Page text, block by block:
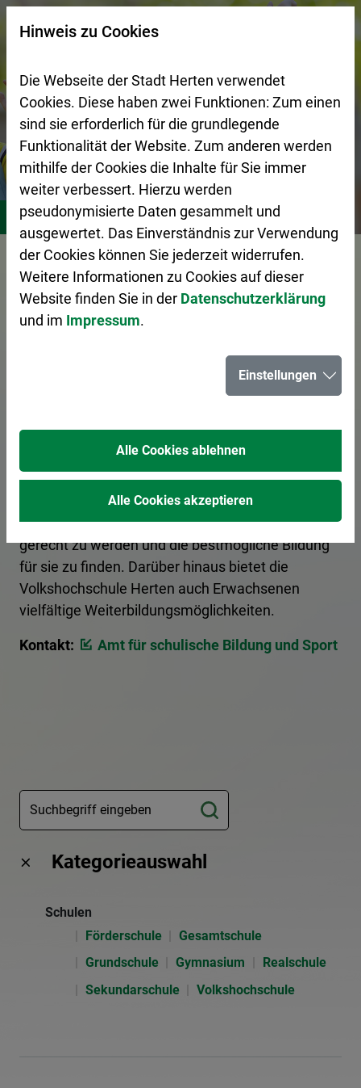
Zur Startseite (Schnelltaste 0)
Zum Seitenanfang springen (Schnelltaste A)
Zur Navigation/Menü springen (Schnelltaste M)
Zur Suche springen (Schnelltaste 8)
Zum Inhalt springen (Schnelltaste I)
Zum Fußbereich springen (Schnelltaste Z)
Stadtleben Bildung
Vorlesen
Schulen in Herten
Bürgerinnen und Bürger optimal auf ihre Zukunft
vor. Eltern haben die Möglichkeit, sich über die
verschiedenen Schulformen von Grundschulen bis
zu weiterführenden Schulen zu informieren, um
den individuellen Bedürfnissen ihrer Kinder
gerecht zu werden und die bestmögliche Bildung
für sie zu finden. Darüber hinaus bietet die
Volkshochschule Herten auch Erwachsenen
vielfältige Weiterbildungsmöglichkeiten.
Kontakt: Amt für schulische Bildung und Sport
Kategorieauswahl
Schulen
Förderschule
Gesamtschule
Grundschule
Gymnasium
Realschule
Sekundarschule
Volkshochschule
Suchseite mit Schnellsuche
Hinweis zu Cookies
Die Webseite der Stadt Herten verwendet
Cookies. Diese haben zwei Funktionen: Zum einen
sind sie erforderlich für die grundlegende
Funktionalität der Website. Zum anderen werden
mithilfe der Cookies die Inhalte für Sie immer
weiter verbessert. Hierzu werden
pseudonymisierte Daten gesammelt und
ausgewertet. Das Einverständnis zur Verwendung
der Cookies können Sie jederzeit widerrufen.
Weitere Informationen zu Cookies auf dieser
Website finden Sie in der Datenschutzerklärung
und im Impressum.
Einstellungen
Alle Cookies ablehnen
Alle Cookies akzeptieren